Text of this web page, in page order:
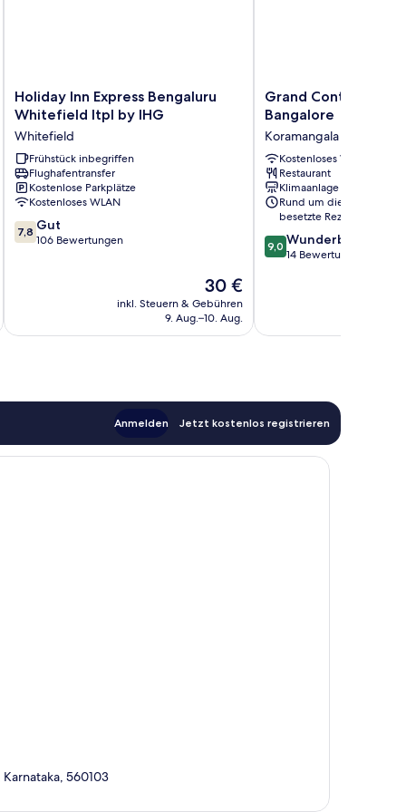
Holiday
Inn
Bengaluru
Whitefield
Itpl
by
IHG
Whitefield
Holiday Inn Express Bengaluru
Whitefield Itpl by IHG
Whitefield
Frühstück inbegriffen
Flughafentransfer
Kostenlose Parkplätze
Kostenloses WLAN
7.8
von
7,8 Gut
106 Bewertungen
Der
Preis
beträgt
30 €
inkl. Steuern & Gebühren
9. Aug.–10. Aug.
Grand
Continent
Koramangala,
Bangalore
Koramangala
Grand Continent
Bangalore
Koramangala
Kostenloses WLAN
Restaurant
Klimaanlage
Rund um die Uhr
besetzte Rezeption
9.0
von
9,0 Wunderbar
14 Bewertungen
Anmelden Jetzt kostenlos registrieren
560103